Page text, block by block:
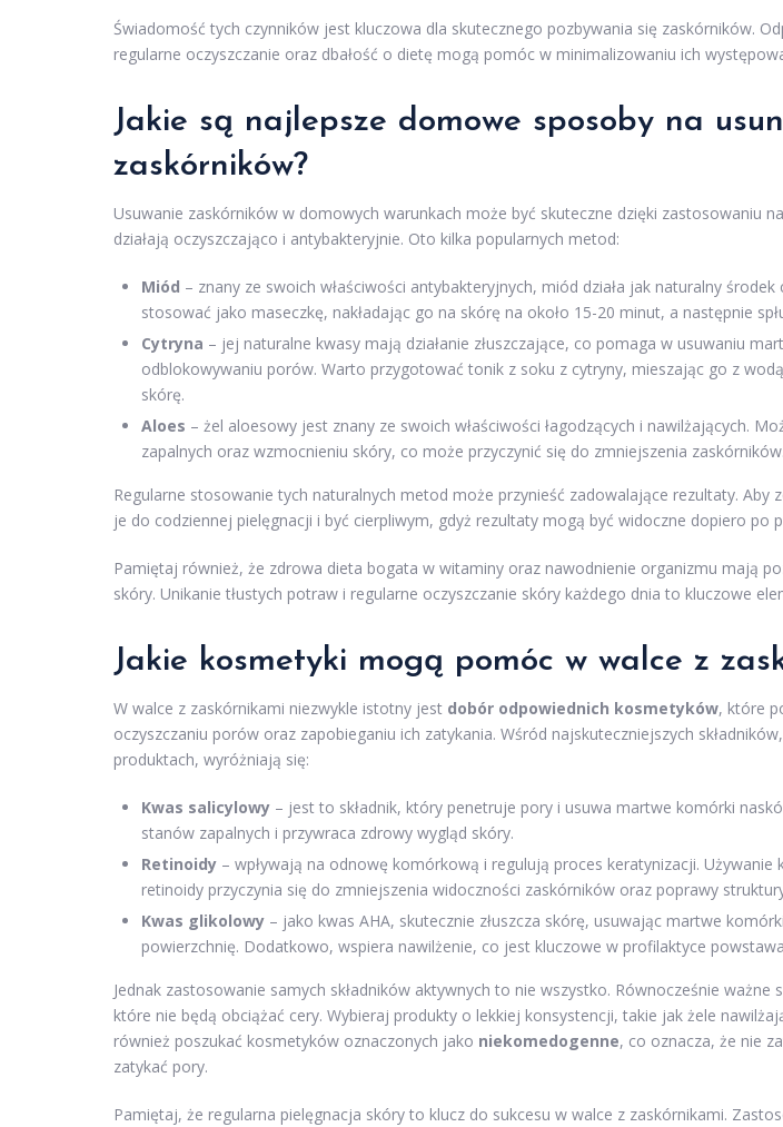
Świadomość tych czynników jest kluczowa dla skutecznego pozbywania się zaskórników.
regularne oczyszczanie oraz dbałość o dietę mogą pomóc w minimalizowaniu ich
Jakie są najlepsze domowe sposoby na
zaskórników?
Usuwanie zaskórników w domowych warunkach może być skuteczne dzięki zastosowaniu
działają oczyszczająco i antybakteryjnie. Oto kilka popularnych metod:
Miód – znany ze swoich właściwości antybakteryjnych, miód działa jak naturalny środek
stosować jako maseczkę, nakładając go na skórę na około 15-20 minut, a następnie
Cytryna – jej naturalne kwasy mają działanie złuszczające, co pomaga w usuwaniu
odblokowywaniu porów. Warto przygotować tonik z soku z cytryny, mieszając go z
skórę.
Aloes – żel aloesowy jest znany ze swoich właściwości łagodzących i nawilżających.
zapalnych oraz wzmocnieniu skóry, co może przyczynić się do zmniejszenia zaskórników.
Regularne stosowanie tych naturalnych metod może przynieść zadowalające rezultaty. Aby
je do codziennej pielęgnacji i być cierpliwym, gdyż rezultaty mogą być widoczne dopiero po
Pamiętaj również, że zdrowa dieta bogata w witaminy oraz nawodnienie organizmu mają
skóry. Unikanie tłustych potraw i regularne oczyszczanie skóry każdego dnia to kluczowe
Jakie kosmetyki mogą pomóc w walce z
W walce z zaskórnikami niezwykle istotny jest dobór odpowiednich kosmetyków, które
oczyszczaniu porów oraz zapobieganiu ich zatykania. Wśród najskuteczniejszych
produktach, wyróżniają się:
Kwas salicylowy – jest to składnik, który penetruje pory i usuwa martwe komórki
stanów zapalnych i przywraca zdrowy wygląd skóry.
Retinoidy – wpływają na odnowę komórkową i regulują proces keratynizacji. Używanie
retinoidy przyczynia się do zmniejszenia widoczności zaskórników oraz poprawy
Kwas glikolowy – jako kwas AHA, skutecznie złuszcza skórę, usuwając martwe
powierzchnię. Dodatkowo, wspiera nawilżenie, co jest kluczowe w profilaktyce
Jednak zastosowanie samych składników aktywnych to nie wszystko. Równocześnie ważne
które nie będą obciążać cery. Wybieraj produkty o lekkiej konsystencji, takie jak żele
również poszukać kosmetyków oznaczonych jako niekomedogenne, co oznacza, że nie
zatykać pory.
Pamiętaj, że regularna pielęgnacja skóry to klucz do sukcesu w walce z zaskórnikami.